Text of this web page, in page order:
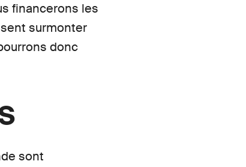
financerons les
surmonter
donc
sont